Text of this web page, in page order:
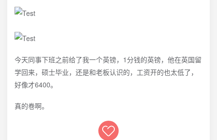
今天同事下班之前给了我一个英镑，1分钱的英镑，他在英国留
学回来，硕士毕业，还是和老板认识的，工资开的也太低了，
好像才6400。
真的卷啊。